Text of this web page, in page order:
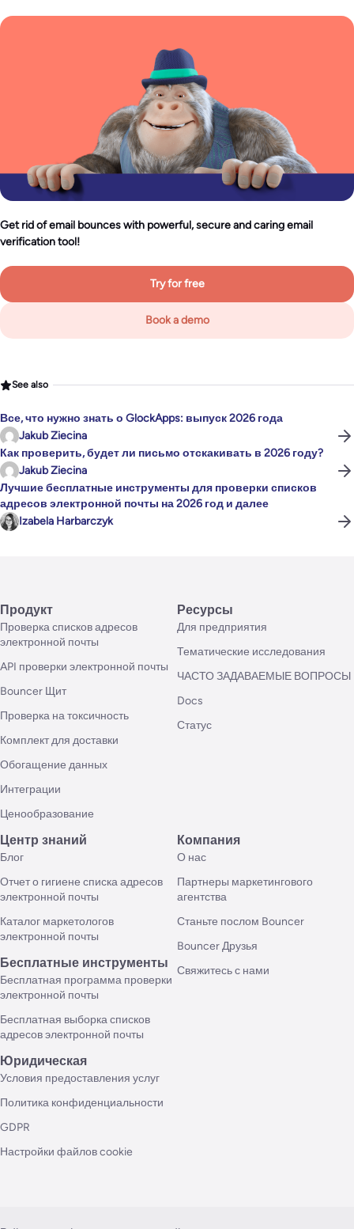
Get rid of email bounces with powerful, secure and caring email
verification tool!
Try for free
Book a demo
See also
Все, что нужно знать о GlockApps: выпуск 2026 года
Jakub Ziecina
Как проверить, будет ли письмо отскакивать в 2026 году?
Jakub Ziecina
Лучшие бесплатные инструменты для проверки списков
адресов электронной почты на 2026 год и далее
Izabela Harbarczyk
Продукт
Проверка списков адресов
электронной почты
API проверки электронной почты
Bouncer Щит
Проверка на токсичность
Комплект для доставки
Обогащение данных
Интеграции
Ценообразование
Ресурсы
Для предприятия
Тематические исследования
ЧАСТО ЗАДАВАЕМЫЕ ВОПРОСЫ
Docs
Статус
Центр знаний
Блог
Отчет о гигиене списка адресов
электронной почты
Каталог маркетологов
электронной почты
Бесплатные инструменты
Бесплатная программа проверки
электронной почты
Бесплатная выборка списков
адресов электронной почты
Компания
О нас
Партнеры маркетингового
агентства
Станьте послом Bouncer
Bouncer Друзья
Свяжитесь с нами
Юридическая
Условия предоставления услуг
Политика конфиденциальности
GDPR
Настройки файлов cookie